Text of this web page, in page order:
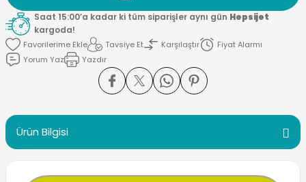
Saat 15:00’a kadar ki tüm siparişler aynı gün Hepsijet
kargoda!
Tavsiye Et
Karşılaştır
Fiyat Alarmı
Yorum Yaz
Yazdır
Ürün Bilgisi